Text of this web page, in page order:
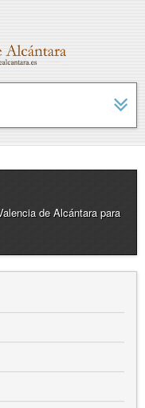
de Alcántara para